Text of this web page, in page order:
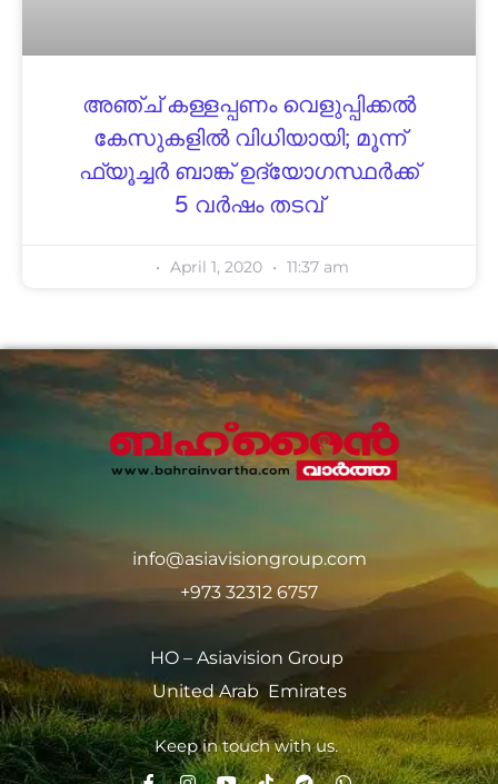
അഞ്ച് കള്ളപ്പണം വെളുപ്പിക്കല്‍
കേസുകളില്‍ വിധിയായി; മൂന്ന്
ഫ്യൂച്ചര്‍ ബാങ്ക് ഉദ്യോഗസ്ഥര്‍ക്ക്
5 വര്‍ഷം തടവ്
April 1, 2020 11:37 am
info@asiavisiongroup.com
+973 32312 6757
HO – Asiavision Group
United Arab Emirates
Keep in touch with us.